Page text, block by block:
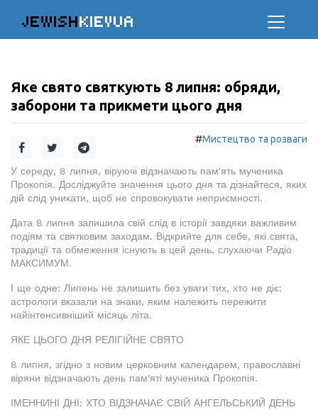
JEWISHKIEVUA
Яке свято святкують 8 липня: обряди,
заборони та прикмети цього дня
#Мистецтво та розваги
У середу, 8 липня, віруючі відзначають пам'ять мученика
Прокопія. Досліджуйте значення цього дня та дізнайтеся, яких
дій слід уникати, щоб не спровокувати неприємності.
Дата 8 липня залишила свій слід в історії завдяки важливим
подіям та святковим заходам. Відкрийте для себе, які свята,
традиції та обмеження існують в цей день, слухаючи Радіо
МАКСИМУМ.
І ще одне: Липень не залишить без уваги тих, хто не діє:
астрологи вказали на знаки, яким належить пережити
найінтенсивніший місяць літа.
ЯКЕ ЦЬОГО ДНЯ РЕЛІГІЙНЕ СВЯТО
8 липня, згідно з новим церковним календарем, православні
віряни відзначають день пам'яті мученика Прокопія.
ІМЕННИНІ ДНІ: ХТО ВІДЗНАЧАЄ СВІЙ АНГЕЛЬСЬКИЙ ДЕНЬ